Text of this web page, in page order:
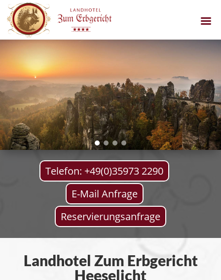
Telefon: +49(0)35973 2290
E-Mail Anfrage
Reservierungsanfrage
Landhotel Zum Erbgericht
Heeselicht